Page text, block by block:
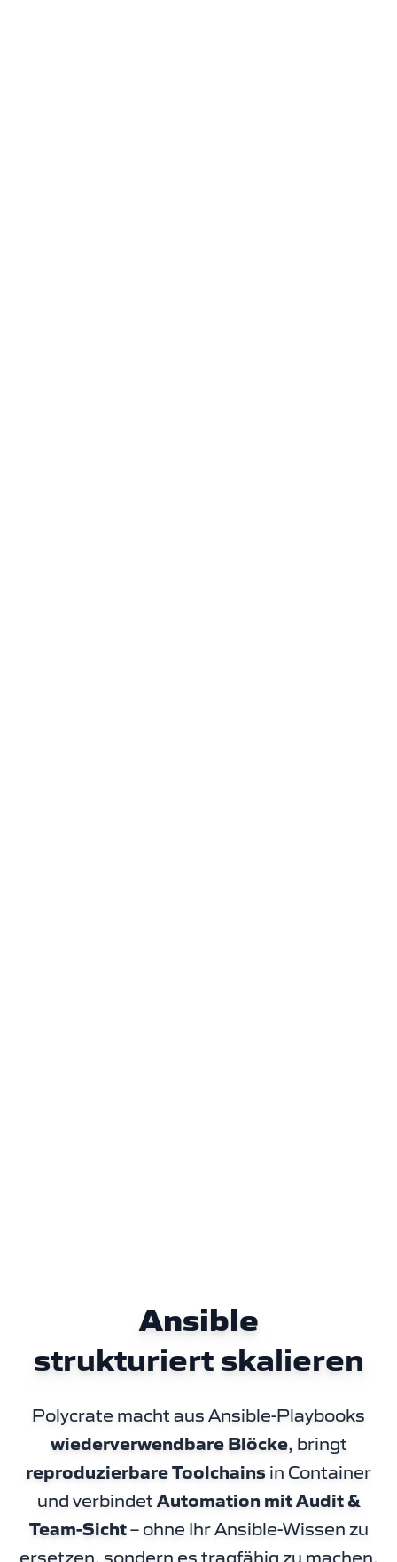
Ansible
strukturiert skalieren
Polycrate macht aus Ansible-Playbooks
wiederverwendbare Blöcke, bringt
reproduzierbare Toolchains in Container
und verbindet Automation mit Audit &
Team-Sicht– ohne Ihr Ansible-Wissen zu
ersetzen, sondern es tragfähig zu machen.